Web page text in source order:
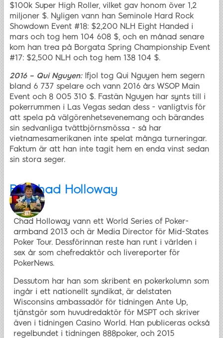
$100k Super High Roller, vilket gav honom över 1,2
miljoner $. Nyligen vann han Seminole Hard Rock
Showdown Event #18: $2,200 NLH Eight Handed i
mars och tog hem 104 608 $, och en månad senare
kom han trea på Borgata Spring Championship Event
#17: $2,500 NLH och tog hem 138 104 $.
2016 – Qui Nguyen: Ifjol tog Qui Nguyen hem segern
bland 6 737 spelare och vann 2016 års WSOP Main
Event och 8 005 310 $. Fastän Nguyen har synts till i
pokerrummen i Las Vegas sedan dess - vanligtvis för
att spela på välgörenhetsevenemang och bärandes
sin sedvanliga tvättbjörnsmössa - så har
vietnamesamerikanen inte spelat många turneringar.
Faktum är att han inte tagit hem en enda vinst sedan
sin stora seger.
ByChad Holloway
Chad Holloway vann ett World Series of Poker-
armband 2013 och är Media Director för Mid-States
Poker Tour. Dessförinnan reste han runt i världen i
sex år som chefredaktör och livereporter för
PokerNews.
Dessutom har han som skribent en pokerkolumn som
ingår i ett nationellt syndikat, är delstaten
Wisconsins ambassadör för tidningen Ante Up,
tjänstgör som huvudredaktör för MSPT och skriver
även i tidningen Casino World. Han publiceras också
regelbundet i tidningen 888poker, och 2015